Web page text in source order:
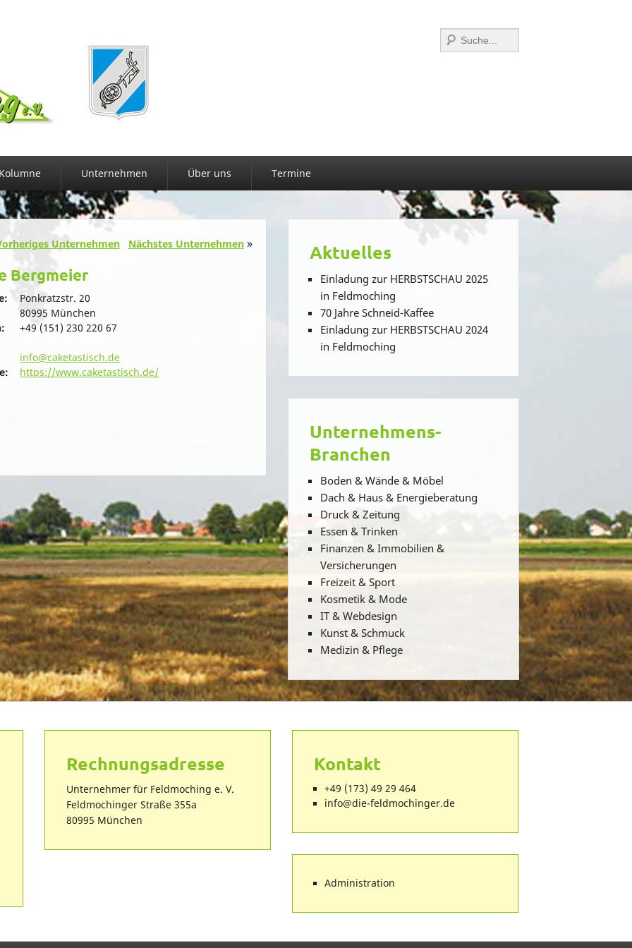
Suchen
Kolumne Unternehmen Über uns Termine
Unternehmen Nächstes Unternehmen»
Bergmeier
Ponkratzstr. 20
80995 München
+49 (151) 230 220 67
info@caketastisch.de
https://www.caketastisch.de/
Aktuelles
Einladung zur HERBSTSCHAU 2025
in Feldmoching
70 Jahre Schneid-Kaffee
Einladung zur HERBSTSCHAU 2024
in Feldmoching
Unternehmens-
Branchen
Boden & Wände & Möbel
Dach & Haus & Energieberatung
Druck & Zeitung
Essen & Trinken
Finanzen & Immobilien &
Versicherungen
Freizeit & Sport
Kosmetik & Mode
IT & Webdesign
Kunst & Schmuck
Medizin & Pflege
Rechnungsadresse
Unternehmer für Feldmoching e. V.
Feldmochinger Straße 355a
80995 München
Kontakt
+49 (173) 49 29 464
ed.regnihcomdlef-eid@ofni
Administration